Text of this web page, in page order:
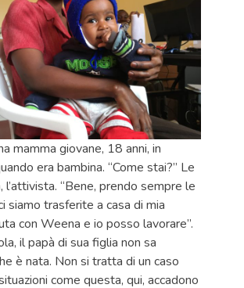
mamma giovane, 18 anni, in
era bambina. “Come stai?” Le
l’attivista. “Bene, prendo sempre le
siamo trasferite a casa di mia
con Weena e io posso lavorare”.
il papà di sua figlia non sa
è nata. Non si tratta di un caso
come questa, qui, accadono